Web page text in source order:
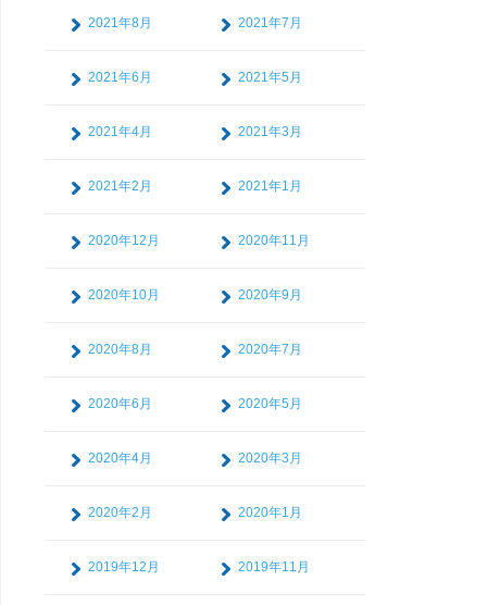
2021年8月 2021年7月
2021年6月 2021年5月
2021年4月 2021年3月
2021年2月 2021年1月
2020年12月 2020年11月
2020年10月 2020年9月
2020年8月 2020年7月
2020年6月 2020年5月
2020年4月 2020年3月
2020年2月 2020年1月
2019年12月 2019年11月